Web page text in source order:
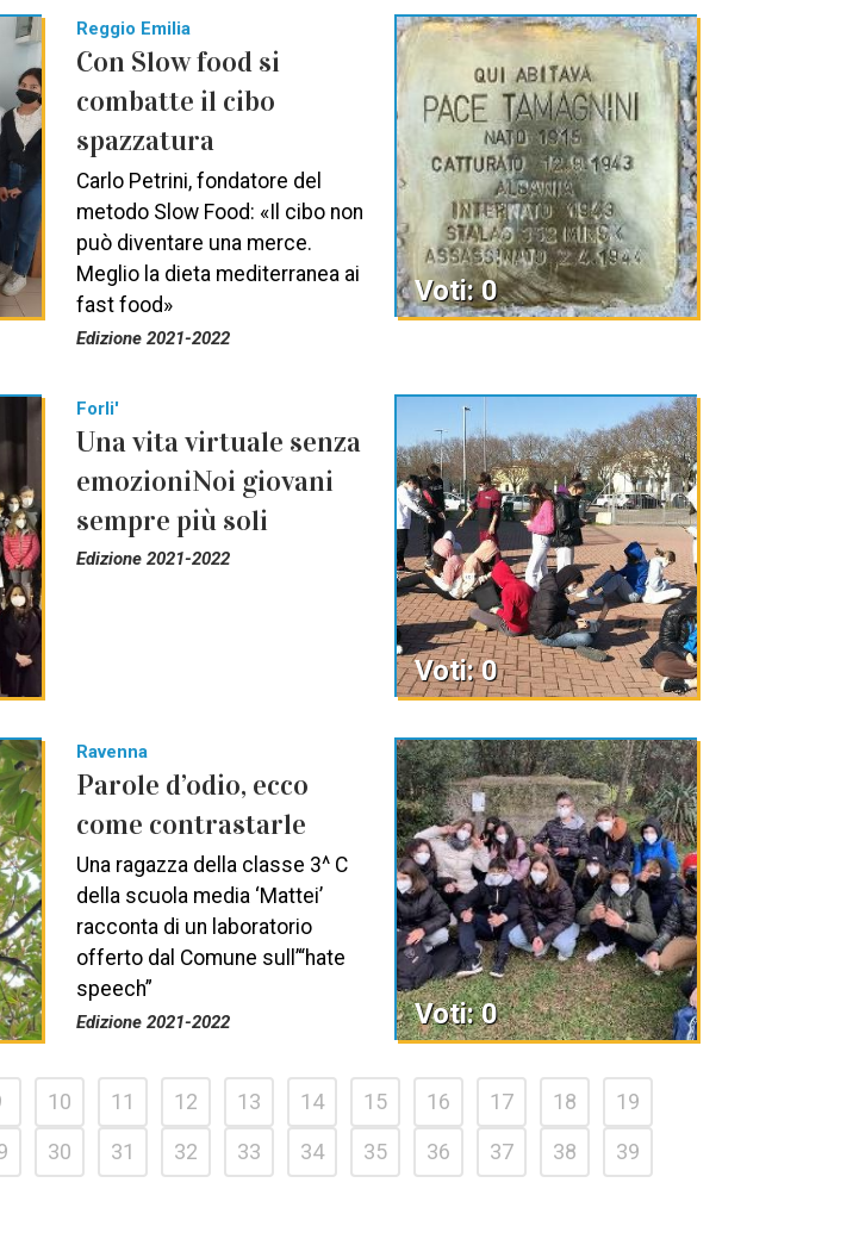
Reggio Emilia
Con Slow food si
combatte il cibo
spazzatura
Carlo Petrini, fondatore del
metodo Slow Food: «Il cibo non
può diventare una merce.
Meglio la dieta mediterranea ai
fast food»
Edizione 2021-2022
Voti: 0
Forli'
Una vita virtuale senza
emozioniNoi giovani
sempre più soli
Edizione 2021-2022
Voti: 0
Ravenna
Parole d’odio, ecco
come contrastarle
Una ragazza della classe 3^ C
della scuola media ‘Mattei’
racconta di un laboratorio
offerto dal Comune sull’“hate
speech”
Edizione 2021-2022 Voti: 0
10 11 12 13 14 15 16 17 18
19
30 31 32 33 34 35 36 37 38 39